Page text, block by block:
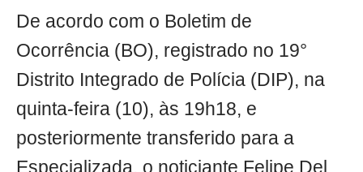
De acordo com o Boletim de
Ocorrência (BO), registrado no 19°
Distrito Integrado de Polícia (DIP), na
quinta-feira (10), às 19h18, e
posteriormente transferido para a
Especializada, o noticiante Felipe Del